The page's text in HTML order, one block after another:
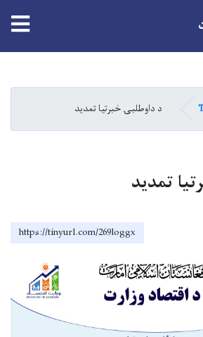
د داوطلبۍ خبرتیا تمدید
تمدید
https://tinyurl.com/269loggx